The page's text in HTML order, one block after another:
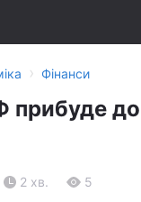
› Фінанси
прибуде
2 хв. 5